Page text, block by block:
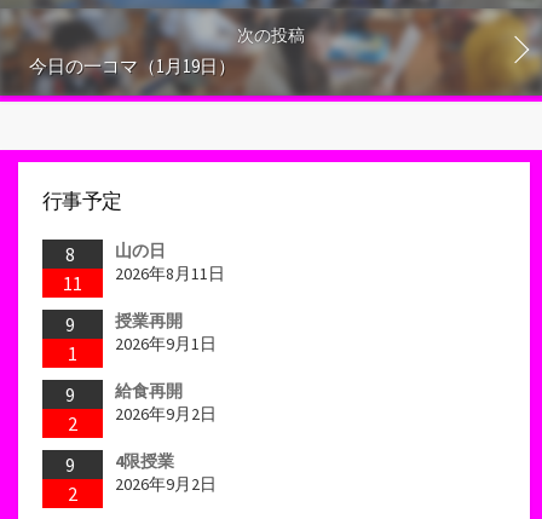
次の投稿
今日の一コマ（1月19日）
行事予定
8
11
山の日
2026年8月11日
9
1
授業再開
2026年9月1日
9
2
給食再開
2026年9月2日
9
2
4限授業
2026年9月2日